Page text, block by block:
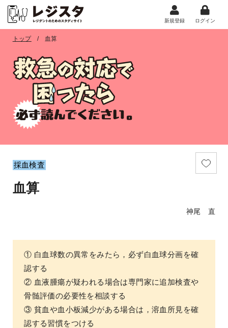
新規登録 ログイン
トップ 血算
採血検査
血算
神尾 直
① 白血球数の異常をみたら，必ず白血球分画を確
認する
② 血液腫瘍が疑われる場合は専門家に追加検査や
骨髄評価の必要性を相談する
③ 貧血や血小板減少がある場合は，溶血所見を確
認する習慣をつける